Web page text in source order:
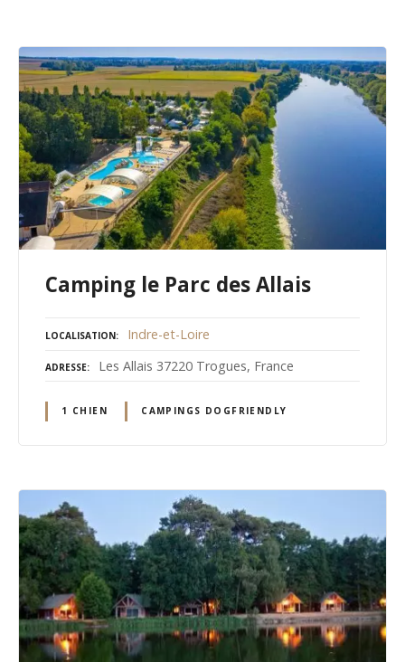
Camping le Parc des Allais
LOCALISATION Indre-et-Loire
ADRESSE Les Allais 37220 Trogues, France
1 CHIEN CAMPINGS DOGFRIENDLY